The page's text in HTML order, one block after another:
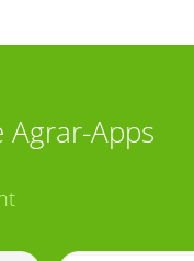
Agrar-Apps